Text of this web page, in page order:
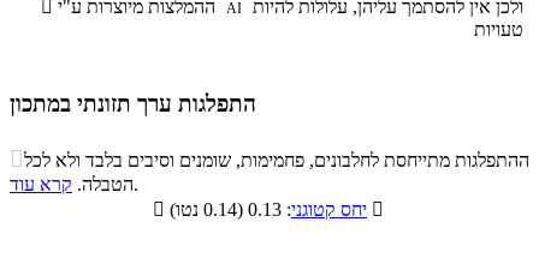
 AI
טעויות
התפלגות ערך תזונתי במתכון
התפלגות ערך תזונתי במתכון
סיבים
תזונתיים
שומנים חלבונים
8.8%
ההתפלגות מתייחסת לחלבונים, פחמימות, שומנים וסיבים בלבד ולא לכל
הטבלה. קרא עוד
.

יחס קטוגני 